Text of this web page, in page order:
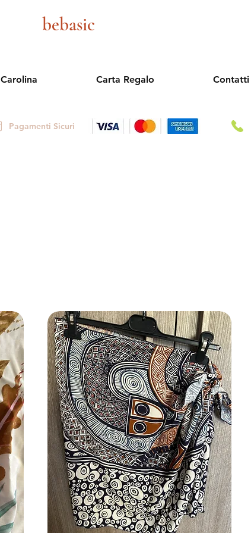
bebasic
Carolina Carta Regalo Contatti
Pagamenti Sicuri